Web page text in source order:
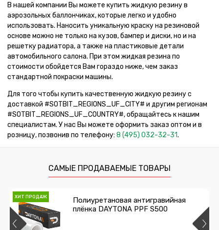
В нашей компании Вы можете купить жидкую резину в
аэрозольных баллончиках, которые легко и удобно
использовать. Наносить уникальную краску на резиновой
основе можно не только на кузов, бампер и диски, но и на
решетку радиатора, а также на пластиковые детали
автомобильного салона. При этом жидкая резина по
стоимости обойдется Вам гораздо ниже, чем заказ
стандартной покраски машины.
Для того чтобы купить качественную жидкую резину с
доставкой #SOTBIT_REGIONS_UF_CITY# и другим регионам
#SOTBIT_REGIONS_UF_COUNTRY#, обращайтесь к нашим
специалистам. У нас Вы можете оформить заказ оптом и в
розницу, позвонив по телефону: 8 (495) 032-32-31.
САМЫЕ ПРОДАВАЕМЫЕ ТОВАРЫ
ХИТ ПРОДАЖ
Полиуретановая антигравийная
плёнка DAYTONA PPF S500